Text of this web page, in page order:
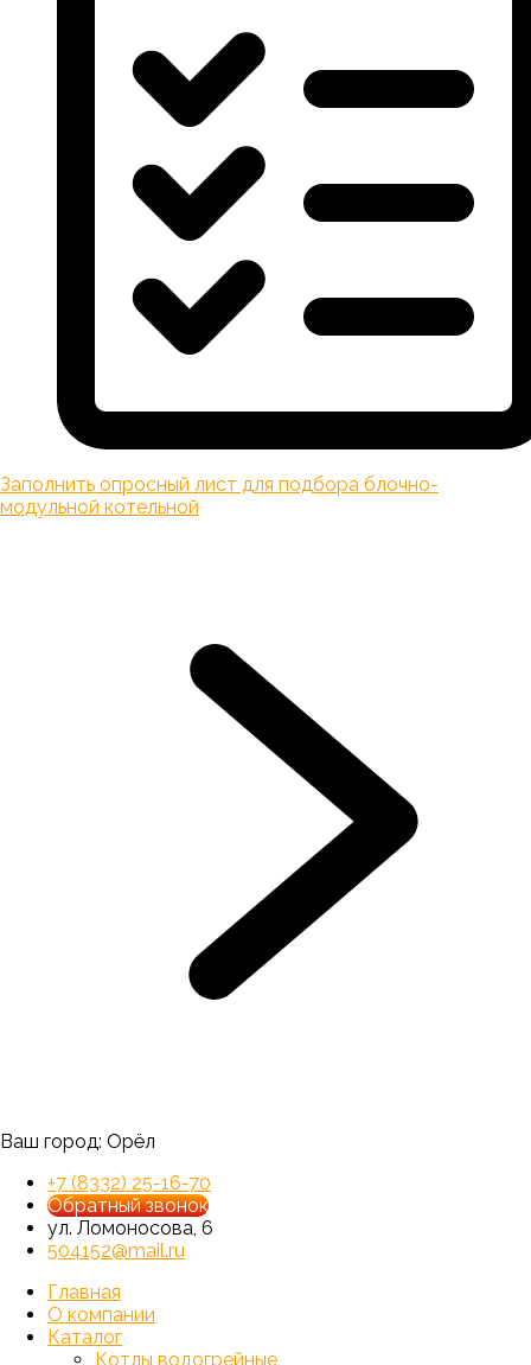
Заполнить опросный лист для подбора блочно-
модульной котельной
Ваш город: Орёл
+7 (8332) 25-16-70
Обратный звонок
ул. Ломоносова, 6
504152@mail.ru
Главная
О компании
Каталог
Котлы водогрейные